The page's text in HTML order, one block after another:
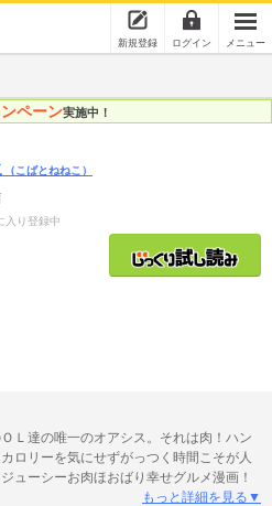
新規登録 ログイン メニュー
ペーン実施中！
（こばとねねこ）
入り登録中
Ｌ達の唯一のオアシス。それは肉！ハン
ロリーを気にせずがっつく時間こそが人
ューシーお肉ほおばり幸せグルメ漫画！
もっと詳細を見る▼